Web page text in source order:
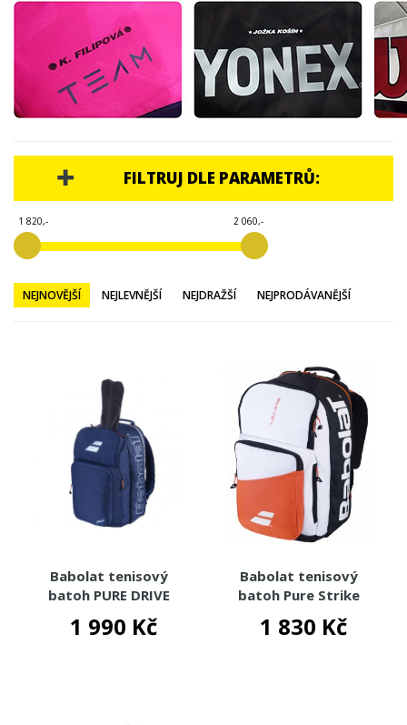
FILTRUJ DLE PARAMETRŮ:
1 820,- 2 060,-
NEJNOVĚJŠÍ NEJLEVNĚJŠÍ NEJDRAŽŠÍ NEJPRODÁVANĚJŠÍ
Babolat tenisový
batoh PURE DRIVE
BACKPACK 2025
1 990 Kč
Babolat tenisový
batoh Pure Strike
Backpack 2024
1 830 Kč